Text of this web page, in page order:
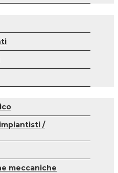
/
meccaniche